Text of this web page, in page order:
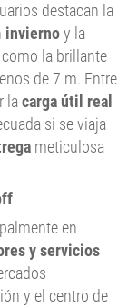
destacan la
inviernoy la
la brillante
de 7 m. Entre
la carga útil real
si se viaja
meticulosa
en
y servicios
y el centro de